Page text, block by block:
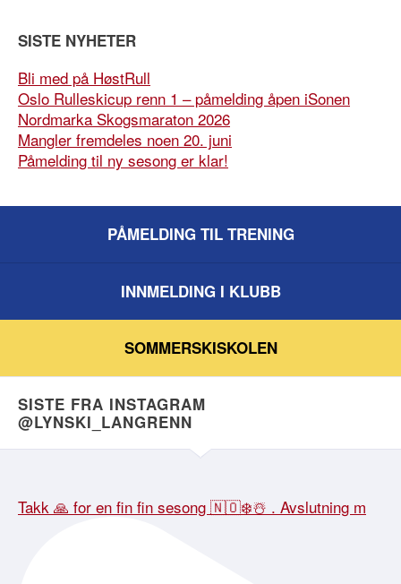
SISTE NYHETER
Bli med på HøstRull
Oslo Rulleskicup renn 1 – påmelding åpen iSonen
Nordmarka Skogsmaraton 2026
Mangler fremdeles noen 20. juni
Påmelding til ny sesong er klar!
PÅMELDING TIL TRENING
INNMELDING I KLUBB
SOMMERSKISKOLEN
SISTE FRA INSTAGRAM
@LYNSKI_LANGRENN
Takk 🙏 for en fin fin sesong 🇳🇴❄️☃️ . Avslutning m